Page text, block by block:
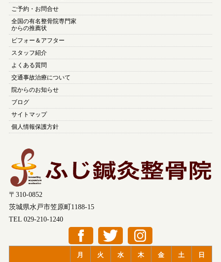
ご予約・お問合せ
全国の有名整骨院専門家
からの推薦状
ビフォー＆アフター
スタッフ紹介
よくある質問
交通事故治療について
院からのお知らせ
ブログ
サイトマップ
個人情報保護方針
〒310-0852
茨城県水戸市笠原町1188-15
TEL 029-210-1240
月 火 水 木 金 土 日